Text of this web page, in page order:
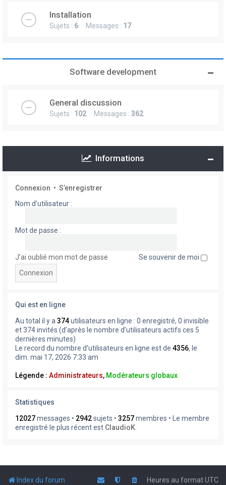
Installation
Sujets : 6 Messages : 17
Software development
General discussion
Sujets : 102Messages : 362
Informations
Connexion • S’enregistrer
Nom d’utilisateur :
Mot de passe :
J’ai oublié mon mot de passe Se souvenir de moi
Qui est en ligne
Au total il y a 374utilisateurs en ligne : 0 enregistré, 0 invisible
et 374 invités (d’après le nombre d’utilisateurs actifs ces 5
dernières minutes)
Le record du nombre d’utilisateurs en ligne est de 4356, le
dim. mai 17, 2026 7:33 am
Légende : Administrateurs, Modérateurs globaux
Statistiques
12027messages • 2942sujets • 3257membres • Le membre
enregistré le plus récent est ClaudioK
Index du forum Heures au formatUTC